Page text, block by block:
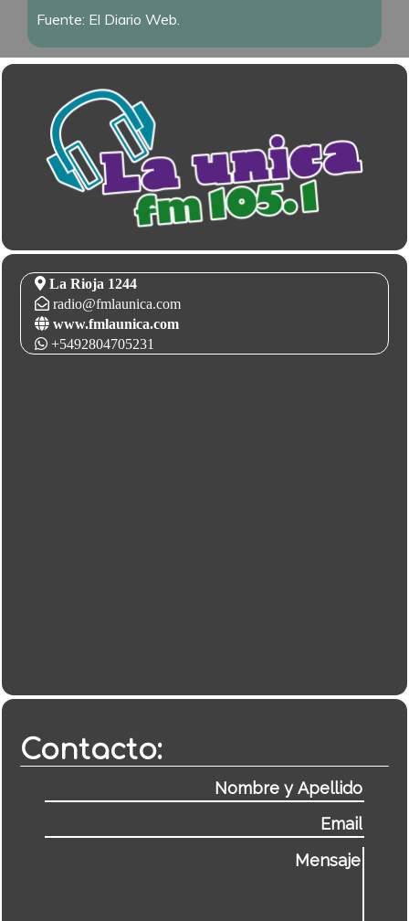
Fuente: El Diario Web.
La Rioja 1244
radio@fmlaunica.com
www.fmlaunica.com
+5492804705231
Contacto: